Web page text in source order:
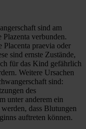
sind am
verbunden.
praevia oder
sind ernste Zustände,
für das Kind gefährlich
Weitere Ursachen
sind:
des
unter anderem ein
dass Blutungen
auftreten können.